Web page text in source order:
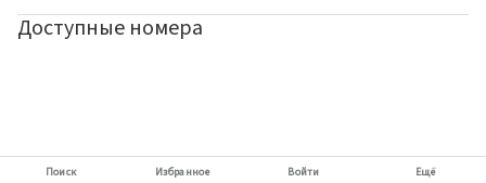
Доступные номера
Поиск Избранное Войти Ещё